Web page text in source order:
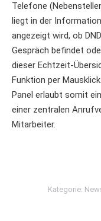
Telefone
liegt in der
angezeigt wird, ob
Gespräch befindet
dieser Echtzeit-
Funktion per
Panel erlaubt somit
einer zentralen
Mitarbeiter.
Kategorie: